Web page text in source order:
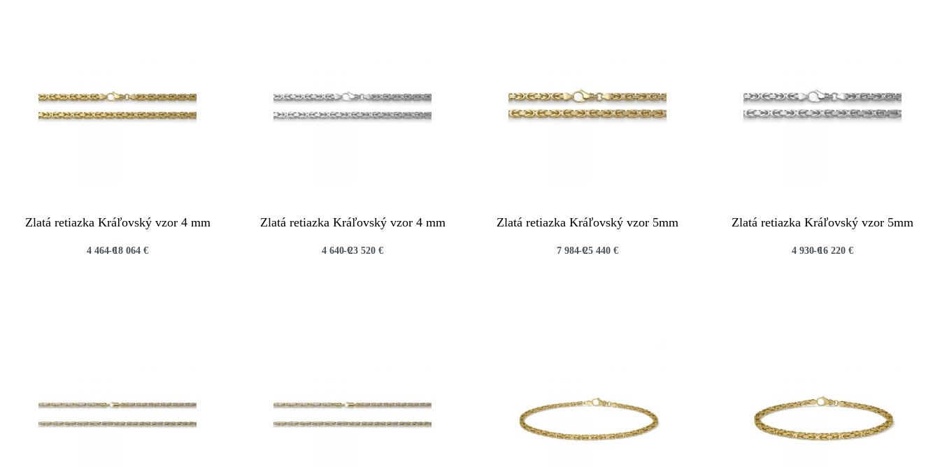
Zlatá retiazka Kráľovský vzor 4 mm
4 464€18 064€
Zlatá retiazka Kráľovský vzor 4 mm
4 640€23 520€
Zlatá retiazka Kráľovský vzor 5mm
7 984€25 440€
Zlatá retiazka Kráľovský vzor 5mm
4 930€16 220€